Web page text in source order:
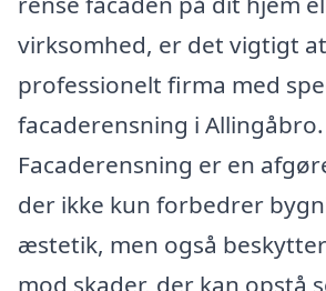
virksomhed, er det vigtigt
professionelt firma med
facaderensning i Allingåbro.
Facaderensning er en
der ikke kun forbedrer
æstetik, men også
mod skader, der kan opstå